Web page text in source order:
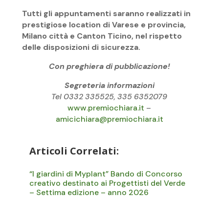
Tutti gli appuntamenti saranno realizzati in
prestigiose location di Varese e provincia,
Milano città e Canton Ticino, nel rispetto
delle disposizioni di sicurezza.
Con preghiera di pubblicazione!
Segreteria informazioni
Tel 0332 335525, 335 6352079
www.premiochiara.it –
amicichiara@premiochiara.it
Articoli Correlati:
“I giardini di Myplant” Bando di Concorso
creativo destinato ai Progettisti del Verde
– Settima edizione – anno 2026